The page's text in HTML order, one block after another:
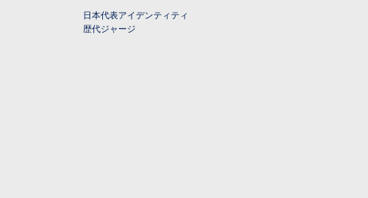
日本代表アイデンティティ
歴代ジャージ